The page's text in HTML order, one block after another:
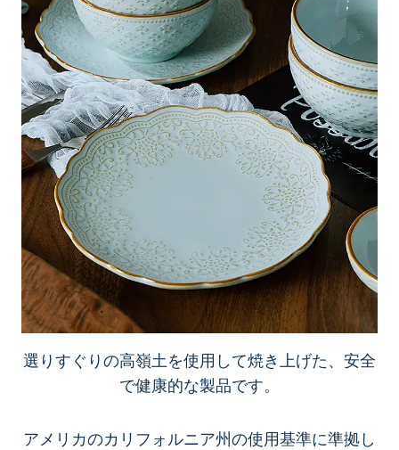
選りすぐりの高嶺土を使用して焼き上げた、安全
で健康的な製品です。
アメリカのカリフォルニア州の使用基準に準拠し